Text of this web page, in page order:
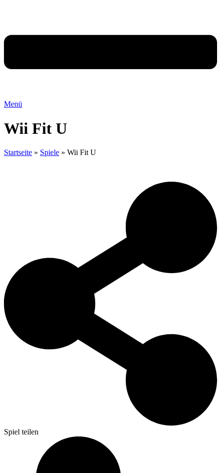
Menü
Wii Fit U
Startseite » Spiele » Wii Fit U
Spiel teilen